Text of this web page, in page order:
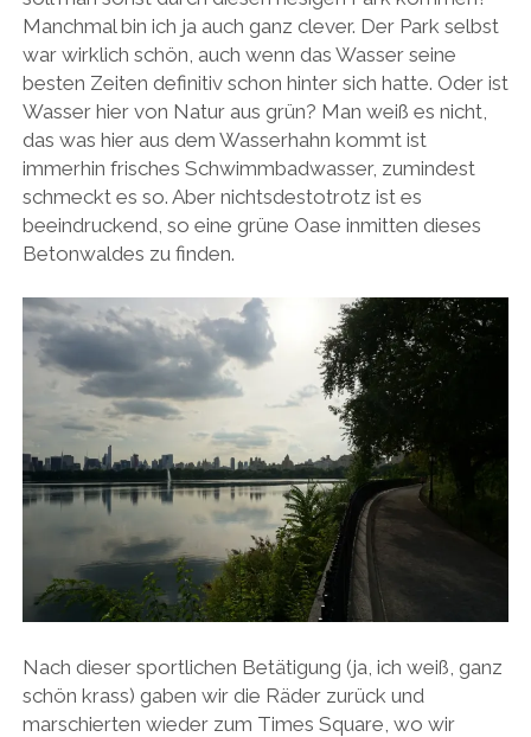
Manchmal bin ich ja auch ganz clever. Der Park selbst
war wirklich schön, auch wenn das Wasser seine
besten Zeiten definitiv schon hinter sich hatte. Oder ist
Wasser hier von Natur aus grün? Man weiß es nicht,
das was hier aus dem Wasserhahn kommt ist
immerhin frisches Schwimmbadwasser, zumindest
schmeckt es so. Aber nichtsdestotrotz ist es
beeindruckend, so eine grüne Oase inmitten dieses
Betonwaldes zu finden.
Nach dieser sportlichen Betätigung (ja, ich weiß, ganz
schön krass) gaben wir die Räder zurück und
marschierten wieder zum Times Square, wo wir